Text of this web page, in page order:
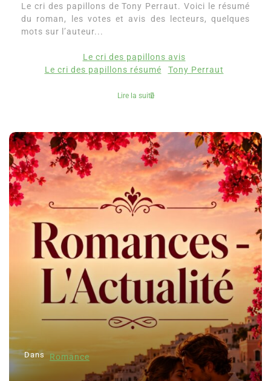
Le cri des papillons de Tony Perraut. Voici le résumé
du roman, les votes et avis des lecteurs, quelques
mots sur l’auteur...
Le cri des papillons avis
Le cri des papillons résumé
Tony Perraut
Lire la suite
Dans Romance